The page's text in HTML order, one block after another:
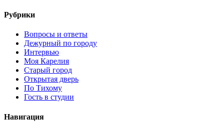
Рубрики
Вопросы и ответы
Дежурный по городу
Интервью
Моя Карелия
Старый город
Открытая дверь
По Тихому
Гость в студии
Навигация